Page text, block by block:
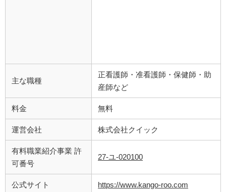
主な職種
正看護師・准看護師・保健師・助
産師など
料金 無料
運営会社 株式会社クイック
有料職業紹介事業 許
可番号
27-ユ-020100
公式サイト https://www.kango-roo.com